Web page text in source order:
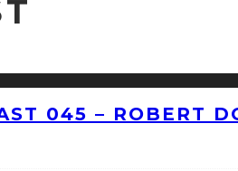
045 – ROBERT